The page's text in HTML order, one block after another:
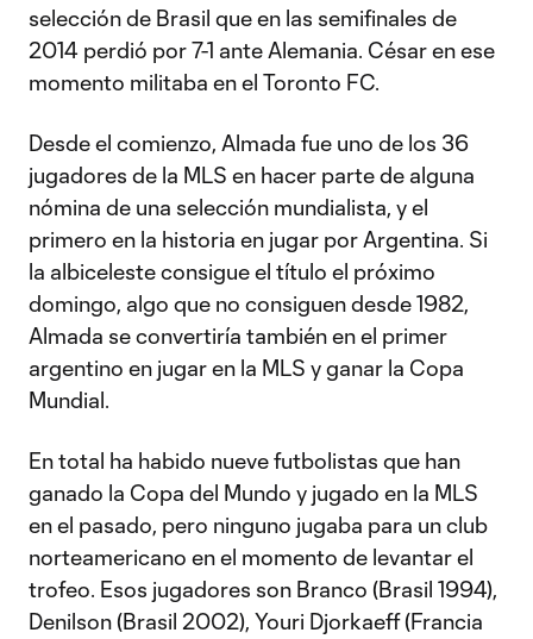
selección de Brasil que en las semifinales de
2014 perdió por 7-1 ante Alemania. César en ese
momento militaba en el Toronto FC.
Desde el comienzo, Almada fue uno de los 36
jugadores de la MLS en hacer parte de alguna
nómina de una selección mundialista, y el
primero en la historia en jugar por Argentina. Si
la albiceleste consigue el título el próximo
domingo, algo que no consiguen desde 1982,
Almada se convertiría también en el primer
argentino en jugar en la MLS y ganar la Copa
Mundial.
En total ha habido nueve futbolistas que han
ganado la Copa del Mundo y jugado en la MLS
en el pasado, pero ninguno jugaba para un club
norteamericano en el momento de levantar el
trofeo. Esos jugadores son Branco (Brasil 1994),
Denilson (Brasil 2002), Youri Djorkaeff (Francia